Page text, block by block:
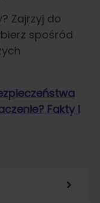
Zajrzyj do
spośród
Fakty i